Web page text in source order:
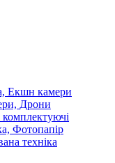
Екшн камери
Дрони
Фотопапір
техніка